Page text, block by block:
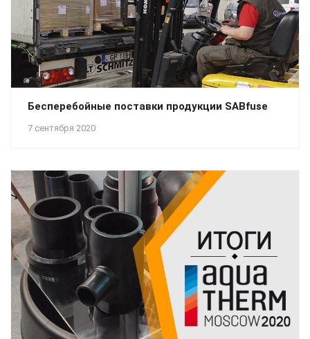
7 сентября 2020
Бесперебойные поставки продукции SABfuse